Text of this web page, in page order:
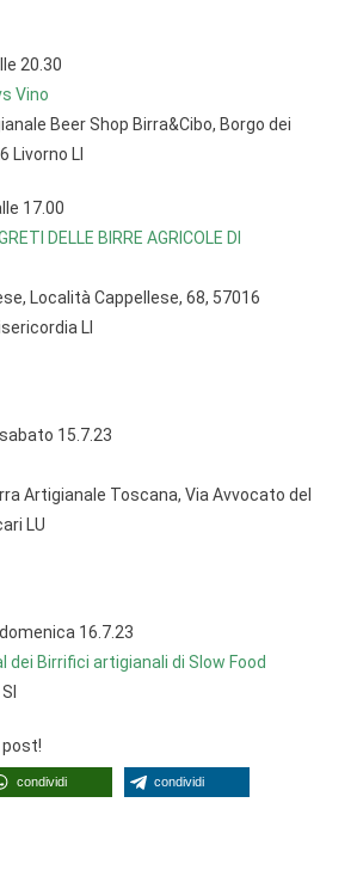
20.30
Vino
Beer Shop Birra&Cibo, Borgo dei
Livorno LI
17.00
DELLE BIRRE AGRICOLE DI
Località Cappellese, 68, 57016
LI
15.7.23
Artigianale Toscana, Via Avvocato del
LU
16.7.23
dei Birrifici artigianali di Slow Food
post!
condividi condividi